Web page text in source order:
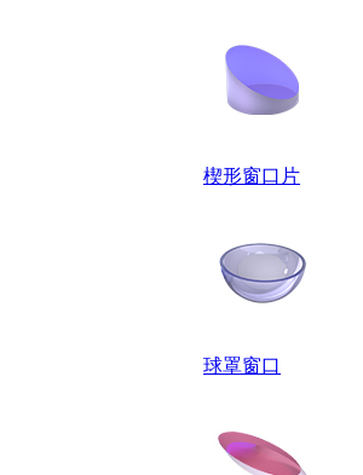
楔形窗口片
球罩窗口